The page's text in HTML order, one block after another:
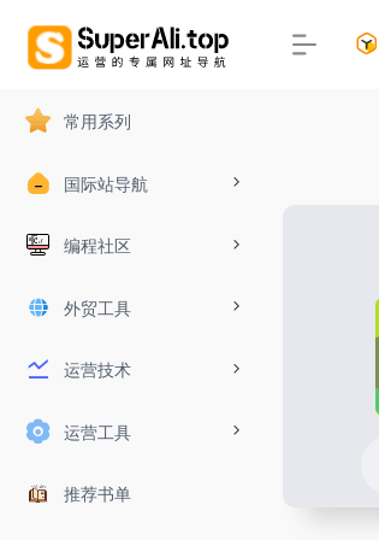
常用系列
国际站导航
编程社区
外贸工具
运营技术
运营工具
推荐书单